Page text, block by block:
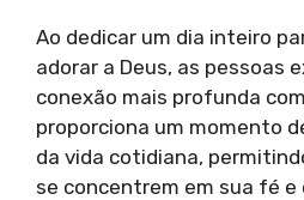
Ao dedicar um dia inteiro
adorar a Deus, as pessoas
conexão mais profunda
proporciona um momento
da vida cotidiana,
se concentrem em sua fé